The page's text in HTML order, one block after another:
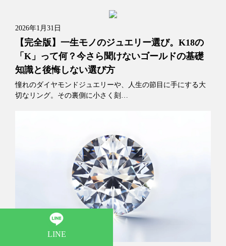
2026年1月31日
【完全版】一生モノのジュエリー選び。K18の
「K」って何？今さら聞けないゴールドの基礎
知識と後悔しない選び方
憧れのダイヤモンドジュエリーや、人生の節目に手にする大
切なリング。その裏側に小さく刻…
LINE